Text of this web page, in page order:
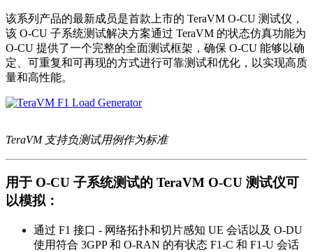
该系列产品的最新成员是首款上市的 TeraVM O-CU 测试仪，
该 O-CU 子系统测试解决方案通过 TeraVM 的状态仿真功能为
O-CU 提供了一个完整的全面测试框架，确保 O-CU 能够以确
定、可重复和可再现的方式进行可靠测试和优化，以实现高质
量和高性能。
TeraVM 支持负测试用例作为标准
用于 O-CU 子系统测试的 TeraVM O-CU 测试仪可
以模拟：
通过 F1 接口 - 网络拓扑和切片感知 UE 会话以及 O-DU
使用符合 3GPP 和 O-RAN 的有状态 F1-C 和 F1-U 会话